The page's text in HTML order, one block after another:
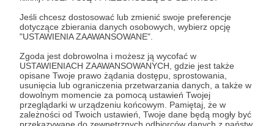
Jeśli chcesz dostosować lub zmienić swoje preferencje
dotyczące zbierania danych osobowych, wybierz opcję
"USTAWIENIA ZAAWANSOWANE".
Zgoda jest dobrowolna i możesz ją wycofać w
USTAWIENIACH ZAAWANSOWANYCH, gdzie jest także
opisane Twoje prawo żądania dostępu, sprostowania,
usunięcia lub ograniczenia przetwarzania danych, a także w
dowolnym momencie za pomocą ustawień Twojej
przeglądarki w urządzeniu końcowym. Pamiętaj, że w
zależności od Twoich ustawień, Twoje dane będą mogły być
200 zł miesięcznie
miesięcznie
Patroni: 0